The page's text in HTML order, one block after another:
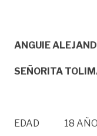
ANGUIE
SEÑORITA
EDAD 18